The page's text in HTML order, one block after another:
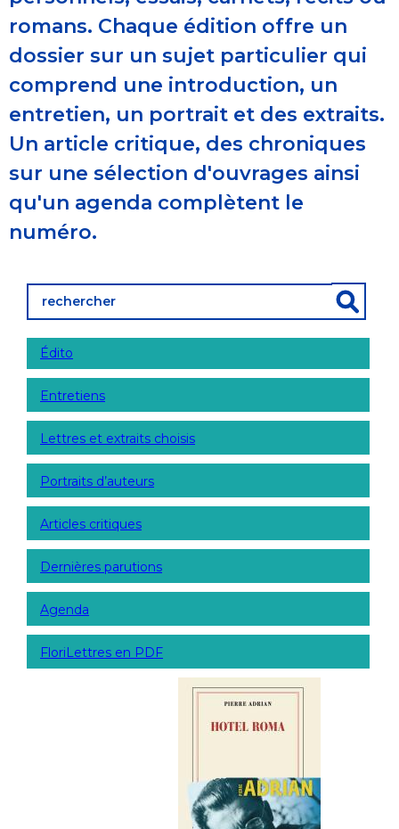
romans. Chaque édition offre un
dossier sur un sujet particulier qui
comprend une introduction, un
entretien, un portrait et des extraits.
Un article critique, des chroniques
sur une sélection d'ouvrages ainsi
qu'un agenda complètent le
numéro.
Édito
Entretiens
Lettres et extraits choisis
Portraits d’auteurs
Articles critiques
Dernières parutions
Agenda
FloriLettres en PDF